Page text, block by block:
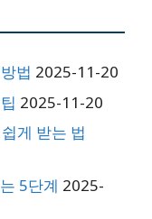
법 2025-11-20
2025-11-20
게 받는 법
5단계 2025-